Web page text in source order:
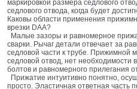
маркировкой размера седлового
седлового отвода, когда будет
Каковы области применения
врезки DAA?
Малые зазоры и равномерное
сварки. Рычаг детали отвечает за
седловой части к трубе. Прижимной
седловой отвод, нет необходимости
болтов и равномерного прилегания
Прижатие интуитивно понятно,
просто. Эластичная ответная часть